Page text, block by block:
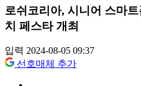
로쉬코리아, 시니어 스마
치 페스타 개최
입력 2024-08-05 09:37
선호매체 추가